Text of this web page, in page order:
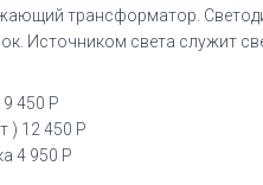
трансформатор.
Источником света служит
9 450 Р
) 12 450 Р
4 950 Р